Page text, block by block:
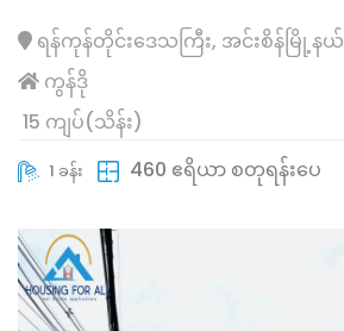
ရန်ကုန်တိုင်းဒေသကြီး, အင်းစိန်မြို့နယ်
ကွန်ဒို
15 ကျပ်(သိန်း)
1 ခန်း 460 ဧရိယာ စတုရန်းပေ